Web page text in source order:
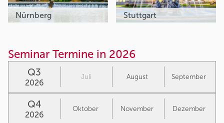
Nürnberg Stuttgart
Seminar Termine in 2026
Q3
2026
Juli August September
Q4
2026
Oktober November Dezember